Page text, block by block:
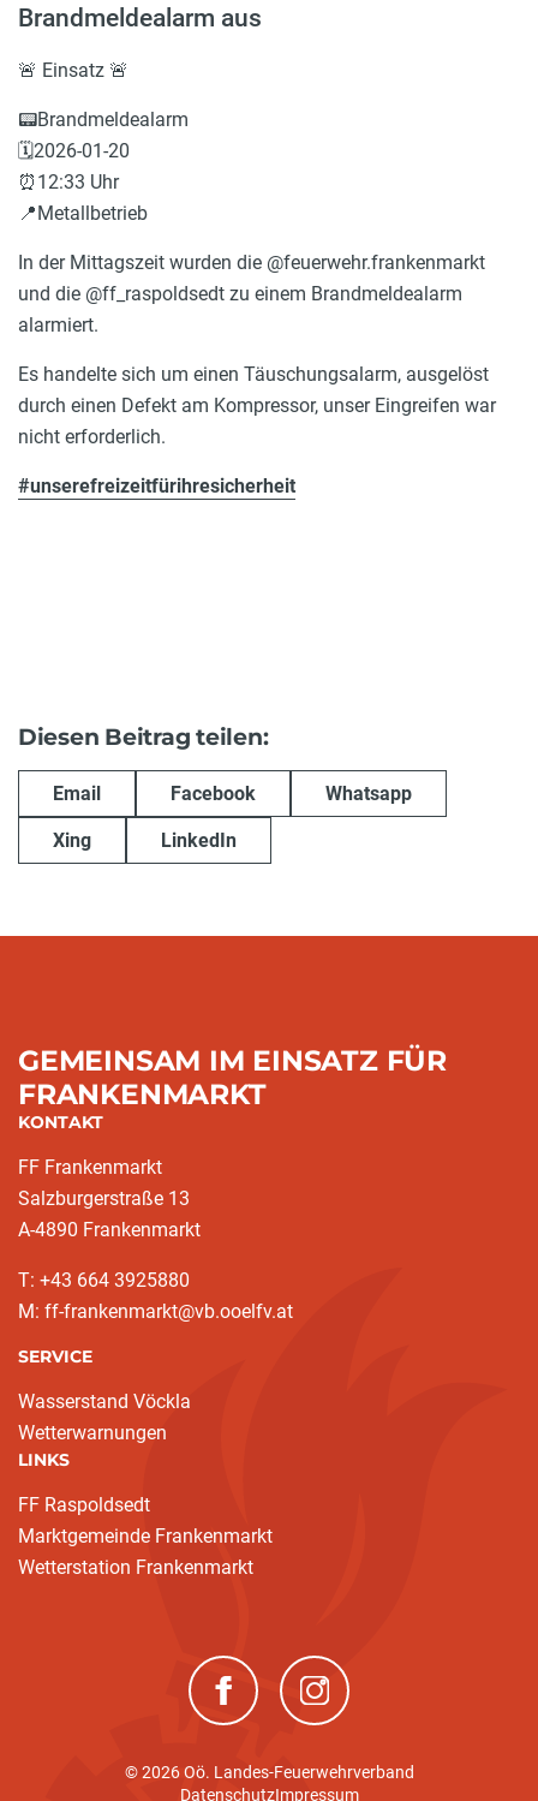
Brandmeldealarm aus
🚨 Einsatz 🚨
📟Brandmeldealarm
🗓️2026-01-20
⏰12:33 Uhr
📍Metallbetrieb
In der Mittagszeit wurden die @feuerwehr.frankenmarkt
und die @ff_raspoldsedt zu einem Brandmeldealarm
alarmiert.
Es handelte sich um einen Täuschungsalarm, ausgelöst
durch einen Defekt am Kompressor, unser Eingreifen war
nicht erforderlich.
#unserefreizeitfürihresicherheit
Diesen Beitrag teilen:
Email Facebook Whatsapp
Xing LinkedIn
GEMEINSAM IM EINSATZ FÜR
FRANKENMARKT
KONTAKT
FF Frankenmarkt
Salzburgerstraße 13
A-4890 Frankenmarkt
T: +43 664 3925880
M: ff-frankenmarkt@vb.ooelfv.at
SERVICE
Wasserstand Vöckla
Wetterwarnungen
LINKS
FF Raspoldsedt
Marktgemeinde Frankenmarkt
Wetterstation Frankenmarkt
(neues Fenster)(neues Fenster)
© 2026 Oö. Landes-Feuerwehrverband
DatenschutzImpressum